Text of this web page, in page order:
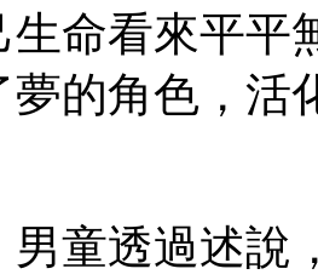
生命看來平平
夢的角色，
男童透過述說